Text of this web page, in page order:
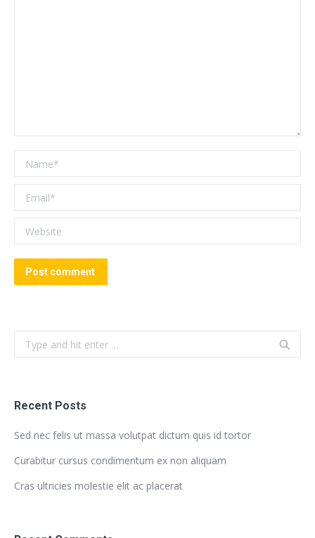
Name *
Email *
Website
Post comment
Search:
Recent Posts
Sed nec felis ut massa volutpat dictum quis id tortor
Curabitur cursus condimentum ex non aliquam
Cras ultricies molestie elit ac placerat